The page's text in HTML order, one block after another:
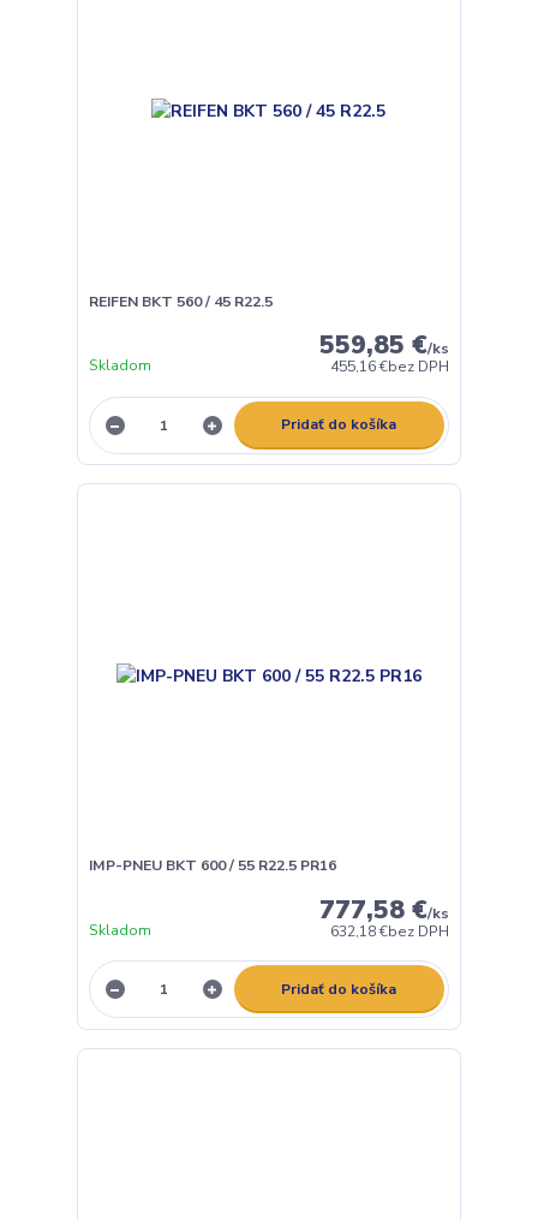
REIFEN BKT 560 / 45 R22.5
559,85 €/ks
455,16 €bez DPH
Skladom
Pridať do košíka
IMP-PNEU BKT 600 / 55 R22.5 PR16
777,58 €/ks
632,18 €bez DPH
Skladom
Pridať do košíka